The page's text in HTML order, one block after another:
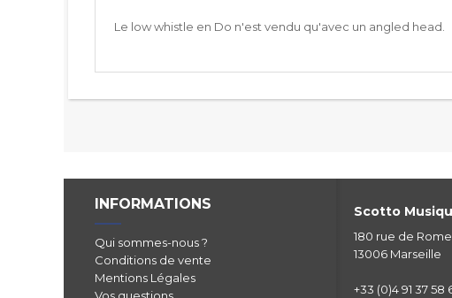
Le low whistle en Do n'est vendu qu'avec un angled head.
INFORMATIONS
Qui sommes-nous ?
Conditions de vente
Mentions Légales
Scotto
180 rue de Rome
13006 Marseille
+33 (0)4 91 37 58